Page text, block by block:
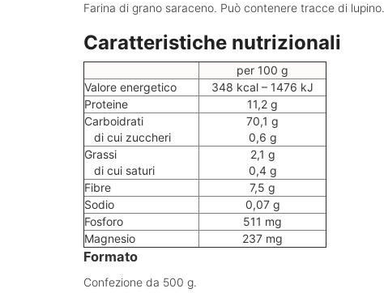
Farina di grano saraceno. Può contenere tracce di lupino.
Caratteristiche nutrizionali
per 100 g
Valore energetico
348 kcal – 1476 kJ
Proteine
11,2 g
Carboidrati
di cui zuccheri
70,1 g
0,6 g
Grassi
di cui saturi
2,1 g
0,4 g
Fibre
7,5 g
Sodio
0,07 g
Fosforo
511 mg
Magnesio
237 mg
Formato
Confezione da 500 g.